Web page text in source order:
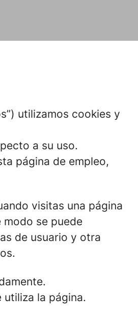
utilizamos cookies y
a su uso.
página de empleo,
visitas una página
se puede
de usuario y otra
la página.